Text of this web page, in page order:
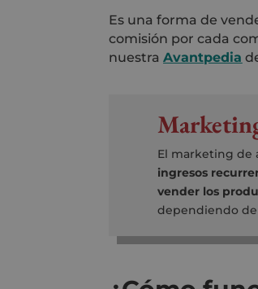
Es una forma de
comisión por cada
nuestraAvantpedia
El marketing de
ingresos
vender los
dependiendo